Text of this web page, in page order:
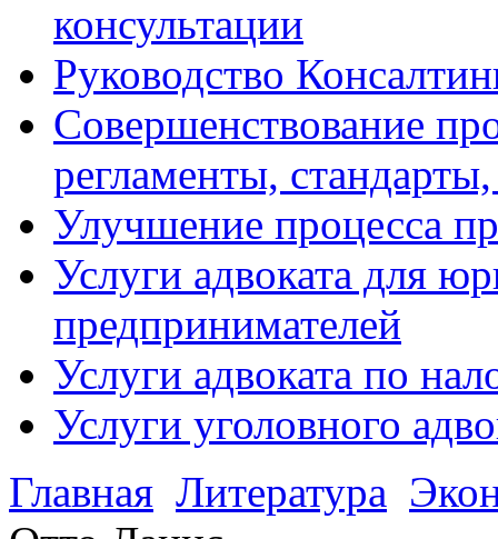
консультации
Руководство
Совершенствование
регламенты,
Улучшение процесса
Услуги адвоката для
предпринимателей
Услуги адвоката по
Услуги уголовного
Главная Литература